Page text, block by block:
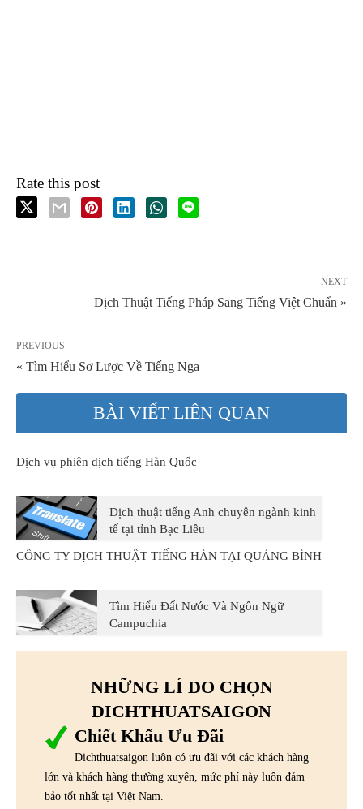
Rate this post
NEXT
Dịch Thuật Tiếng Pháp Sang Tiếng Việt Chuẩn »
PREVIOUS
« Tìm Hiểu Sơ Lược Về Tiếng Nga
BÀI VIẾT LIÊN QUAN
Dịch vụ phiên dịch tiếng Hàn Quốc
Dịch thuật tiếng Anh chuyên ngành kinh
tế tại tỉnh Bạc Liêu
CÔNG TY DỊCH THUẬT TIẾNG HÀN TẠI QUẢNG BÌNH
Tìm Hiểu Đất Nước Và Ngôn Ngữ
Campuchia
NHỮNG LÍ DO CHỌN
DICHTHUATSAIGON
Chiết Khấu Ưu Đãi
Dichthuatsaigon luôn có ưu đãi với các khách hàng
lớn và khách hàng thường xuyên, mức phí này luôn đảm
bảo tốt nhất tại Việt Nam.